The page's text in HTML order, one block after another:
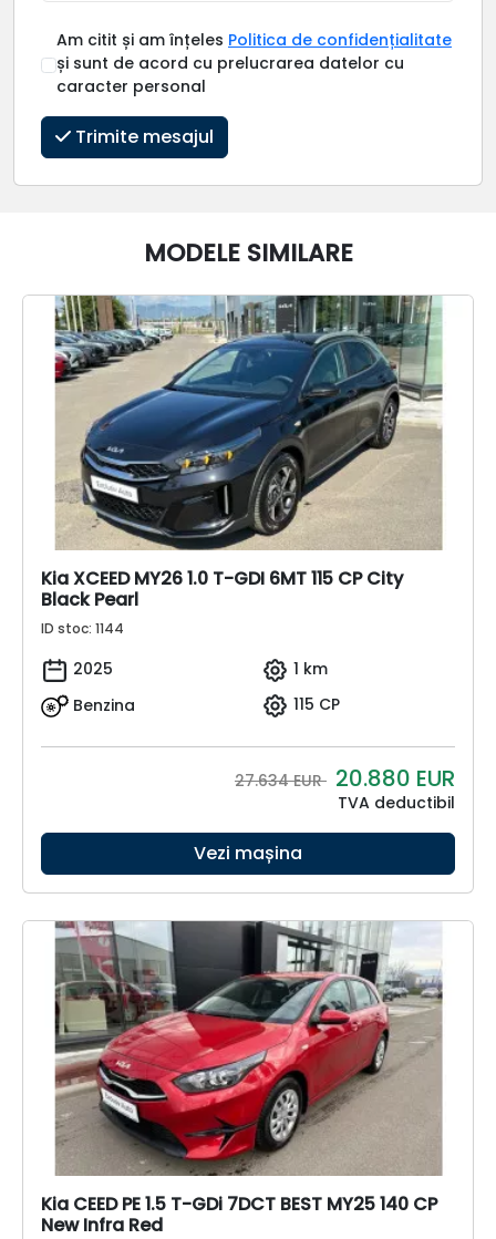
Am citit și am înțeles Politica de confidențialitate
și sunt de acord cu prelucrarea datelor cu
caracter personal
Trimite mesajul
MODELE SIMILARE
Kia XCEED MY26 1.0 T-GDI 6MT 115 CP City
Black Pearl
ID stoc: 1144
2025
1 km
Benzina
115 CP
27.634 EUR 20.880 EUR
TVA deductibil
Vezi mașina
Kia CEED PE 1.5 T-GDi 7DCT BEST MY25 140 CP
New Infra Red